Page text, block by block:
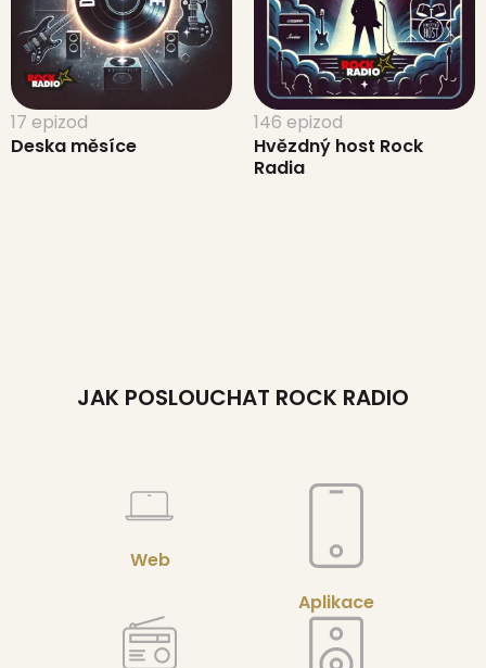
17 epizod
Deska měsíce
146 epizod
Hvězdný host Rock
Radia
JAK POSLOUCHAT ROCK RADIO
Web
Aplikace